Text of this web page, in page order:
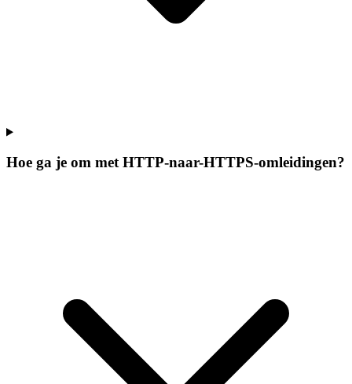
Hoe ga je om met HTTP-naar-HTTPS-omleidingen?